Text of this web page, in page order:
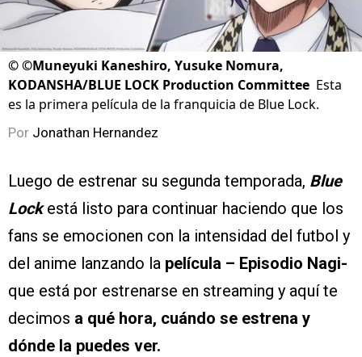
©©Muneyuki Kaneshiro, Yusuke Nomura,
KODANSHA/BLUE LOCK Production Committee Esta
es la primera película de la franquicia de Blue Lock.
Por Jonathan Hernandez
Luego de estrenar su segunda temporada, Blue
Lockestá listo para continuar haciendo que los
fans se emocionen con la intensidad del futbol y
del anime lanzando la película – Episodio Nagi-
que está por estrenarse en streaming y aquí te
decimos a qué hora, cuándo se estrena y
dónde la puedes ver.